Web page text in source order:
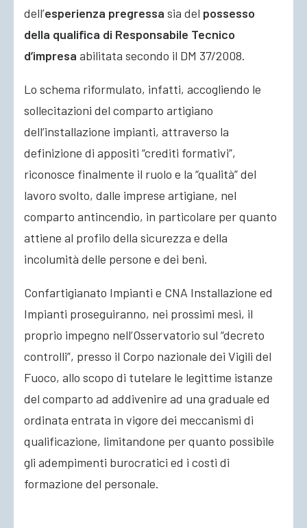
dell’esperienza pregressa sia del possesso
della qualifica di Responsabile Tecnico
d’impresa abilitata secondo il DM 37/2008.
Lo schema riformulato, infatti, accogliendo le
sollecitazioni del comparto artigiano
dell’installazione impianti, attraverso la
definizione di appositi “crediti formativi”,
riconosce finalmente il ruolo e la “qualità” del
lavoro svolto, dalle imprese artigiane, nel
comparto antincendio, in particolare per quanto
attiene al profilo della sicurezza e della
incolumità delle persone e dei beni.
Confartigianato Impianti e CNA Installazione ed
Impianti proseguiranno, nei prossimi mesi, il
proprio impegno nell’Osservatorio sul “decreto
controlli”, presso il Corpo nazionale dei Vigili del
Fuoco, allo scopo di tutelare le legittime istanze
del comparto ad addivenire ad una graduale ed
ordinata entrata in vigore dei meccanismi di
qualificazione, limitandone per quanto possibile
gli adempimenti burocratici ed i costi di
formazione del personale.